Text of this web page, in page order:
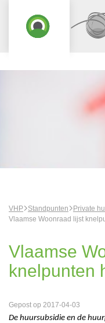
VHP Standpunten
Private
Vlaamse Woonraad lijst
Vlaamse
knelpunten
Gepost op 2017-04-03
De huursubsidie en de